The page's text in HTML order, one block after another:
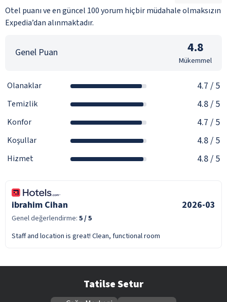
Otel puanı ve en güncel 100 yorum hiçbir müdahale olmaksızın
Expedia’dan alınmaktadır.
Genel Puan 4.8
Mükemmel
Olanaklar 4.7 / 5
Temizlik 4.8/ 5
Konfor 4.7 / 5
Koşullar 4.8/ 5
Hizmet 4.8/ 5
ibrahim Cihan 2026-03
Genel değerlendirme: 5/ 5
Staff and location is great! Clean, functional room
Tatilse Setur